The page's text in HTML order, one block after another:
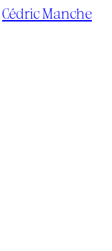
Cédric Manche